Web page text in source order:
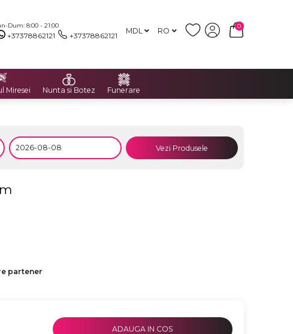
Dum: 8:00 - 21:00
+37378862121 +37378862121 MDL RO
0
Miresei Nunta si Botez Funerare
Vezi Produsele
partener
ADAUGA IN COS